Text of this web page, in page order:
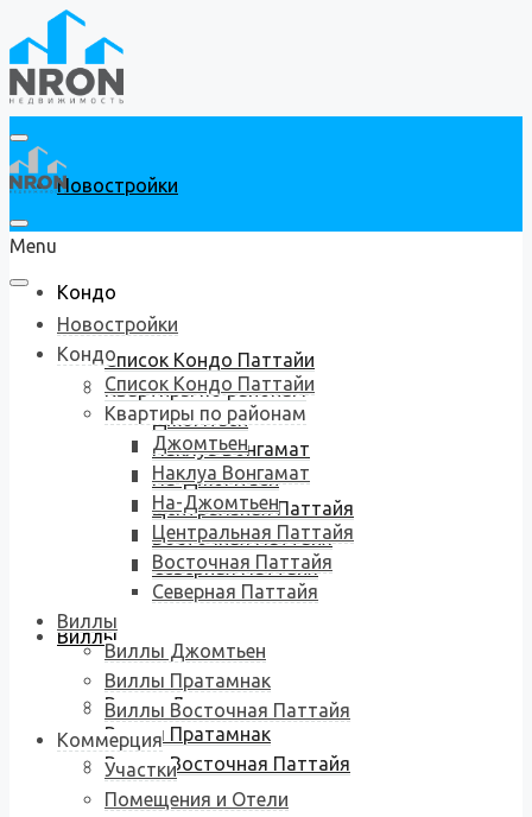
Новостройки
Кондо
Список Кондо Паттайи
Квартиры по районам
Джомтьен
Наклуа Вонгамат
На-Джомтьен
Центральная Паттайя
Восточная Паттайя
Северная Паттайя
Виллы
Виллы Джомтьен
Виллы Пратамнак
Виллы Восточная Паттайя
Menu
Новостройки
Кондо
Список Кондо Паттайи
Квартиры по районам
Джомтьен
Наклуа Вонгамат
На-Джомтьен
Центральная Паттайя
Восточная Паттайя
Северная Паттайя
Виллы
Виллы Джомтьен
Виллы Пратамнак
Виллы Восточная Паттайя
Коммерция
Участки
Помещения и Отели